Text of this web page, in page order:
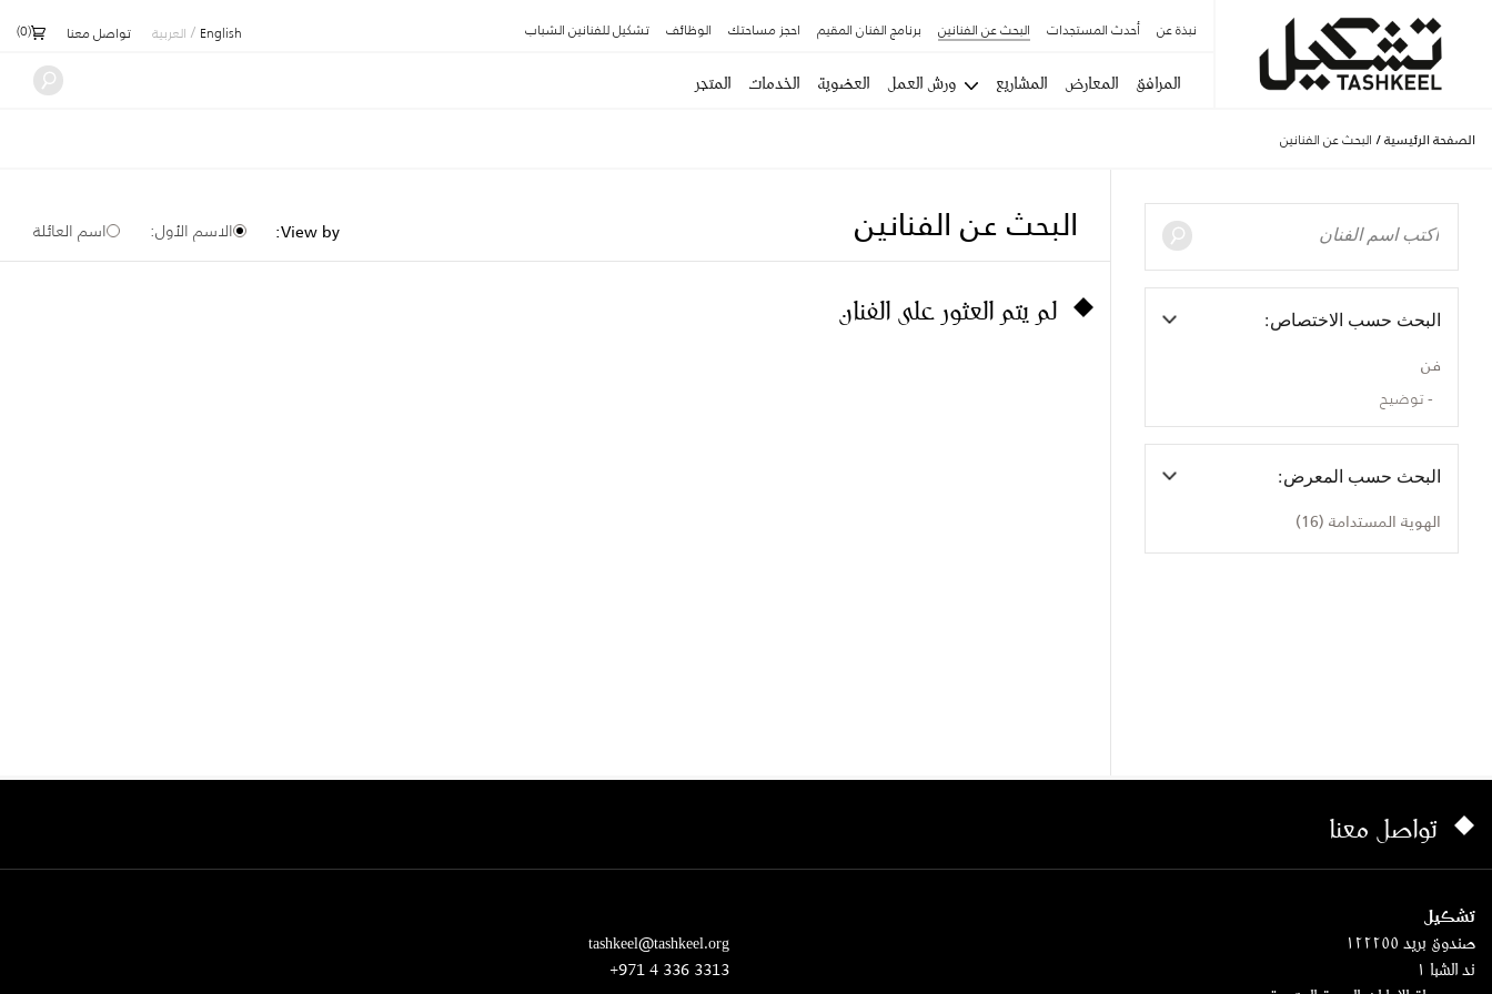
نبذة عن أحدث المستجدات البحث عن الفنانين برنامج الفنان المقيم احجز مساحتك الوظائف تشكيل للفنانين الشباب English
/ العربية تواصل معنا (
0
)
المرافق المعارض المشاريع ورش العمل العضوية الخدمات المتجر
الصفحة الرئيسية / البحث عن الفنانين
البحث حسب الاختصاص:
فن
توضيح
البحث حسب المعرض:
الهوية المستدامة (16)
البحث عن الفنانين View by: الاسم الأول: اسم العائلة
لم يتم العثور على الفنان
تواصل معنا
تشكيل
صندوق بريد ١٢٢٢٥٥
ند الشبا ١
tashkeel@tashkeel.org
+971 4 336 3313